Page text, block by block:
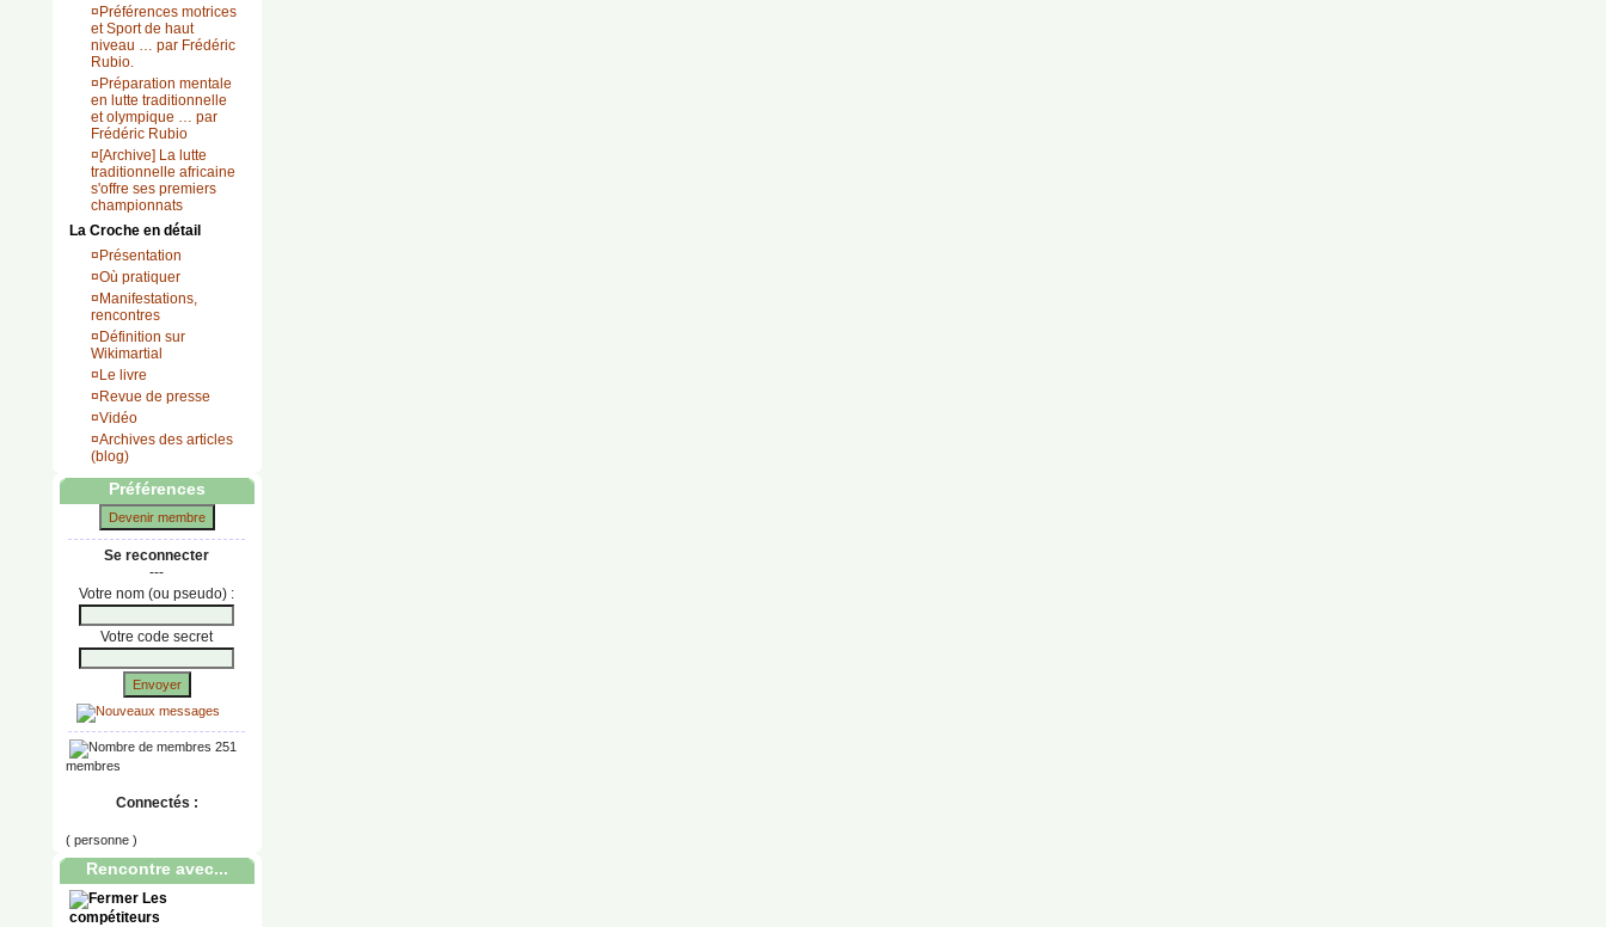
¤ Préférences motrices
et Sport de haut
niveau … par Frédéric
Rubio.
¤ Préparation mentale
en lutte traditionnelle
et olympique … par
Frédéric Rubio
¤[Archive] La lutte
traditionnelle africaine
s'offre ses premiers
championnats
La Croche en détail
¤ Présentation
¤Où pratiquer
¤ Manifestations,
rencontres
¤ Définition sur
Wikimartial
¤ Le livre
¤ Revue de presse
¤Vidéo
¤Archives des articles
(blog)
Préférences
Devenir membre
Se reconnecter
---
Votre nom (ou pseudo) :
Votre code secret
Envoyer
251
membres
Connectés :
( personne )
Rencontre avec...
Les
compétiteurs